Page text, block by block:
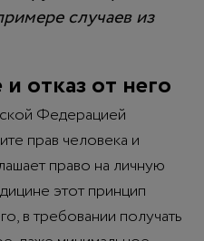
случаев из
отказ от него
Федерацией
прав человека и
право на личную
этот принцип
в требовании получать